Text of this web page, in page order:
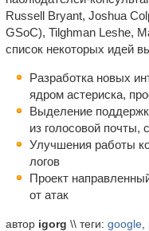
Russell Bryant, Joshua
GSoC), Tilghman Leshe,
список некоторых идей
Разработка новых
ядром астериска,
Выделение
из голосовой почты,
Улучшения работы
логов
Проект
от атак
автор igorg \\ теги: google,